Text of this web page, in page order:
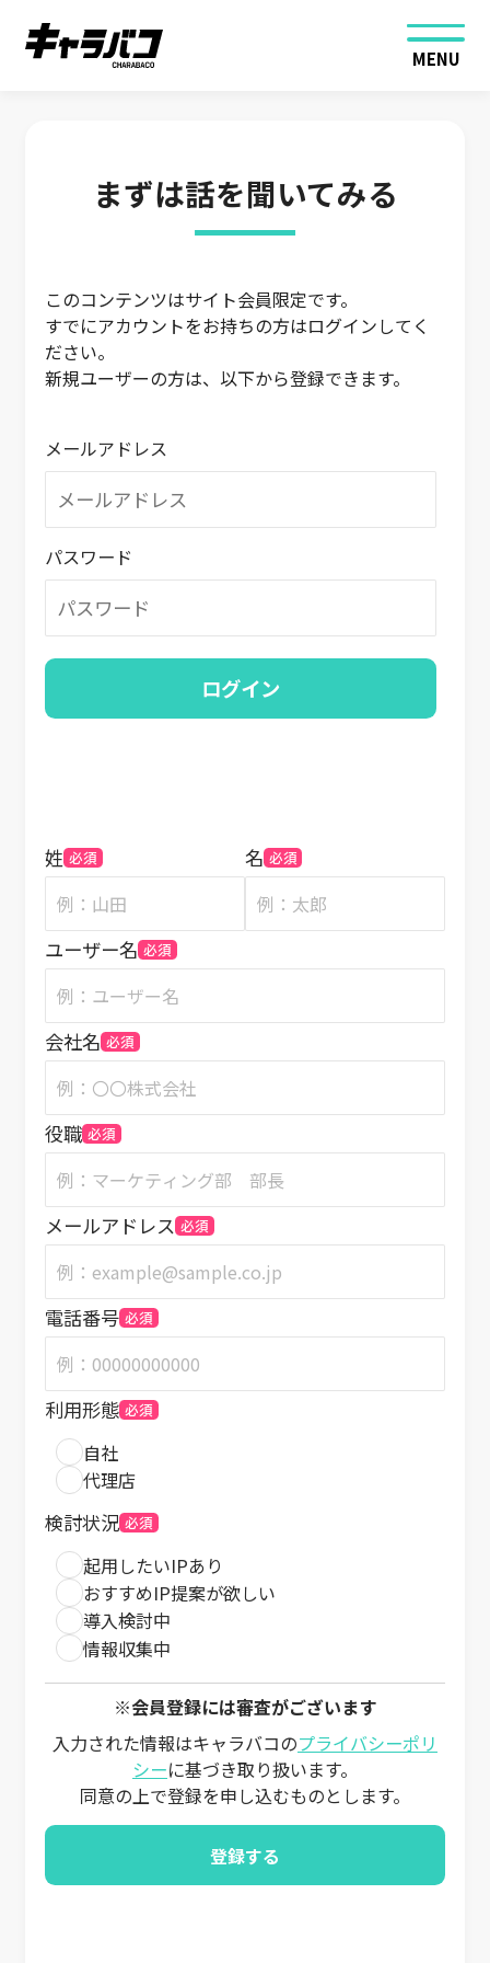
MENU
まずは話を聞いてみる
このコンテンツはサイト会員限定です。
すでにアカウントをお持ちの方はログインしてく
ださい。
新規ユーザーの方は、以下から登録できます。
メールアドレス
パスワード
姓 必須 名 必須
ユーザー名 必須
会社名 必須
役職 必須
メールアドレス 必須
電話番号 必須
利用形態 必須
自社
代理店
検討状況 必須
起用したいIPあり
おすすめIP提案が欲しい
導入検討中
情報収集中
※会員登録には審査がございます
入力された情報はキャラバコのプライバシーポリ
シーに基づき取り扱います。
同意の上で登録を申し込むものとします。